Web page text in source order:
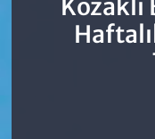
Kozaklı
Vefat Edenler
Hendek
Son Dakika